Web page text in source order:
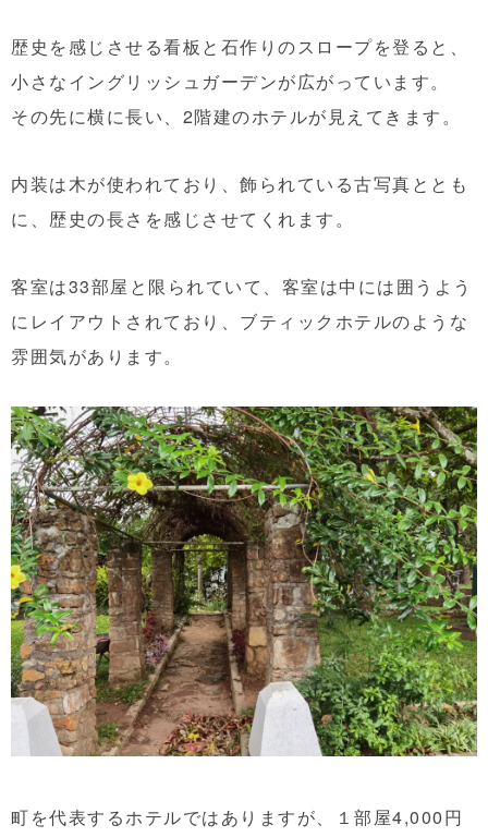
歴史を感じさせる看板と石作りのスロープを登ると、
小さなイングリッシュガーデンが広がっています。
その先に横に長い、2階建のホテルが見えてきます。
内装は木が使われており、飾られている古写真ととも
に、歴史の長さを感じさせてくれます。
客室は33部屋と限られていて、客室は中には囲うよう
にレイアウトされており、ブティックホテルのような
雰囲気があります。
町を代表するホテルではありますが、１部屋4,000円